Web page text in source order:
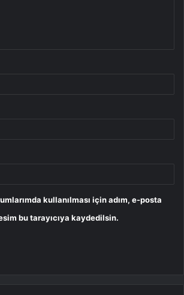
kullanılması için adım, e-posta
bu tarayıcıya kaydedilsin.